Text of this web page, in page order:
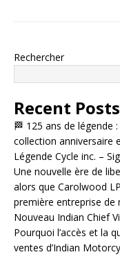
Rechercher
Recent Posts
🏁 125 ans de légende
collection anniversaire
Légende Cycle inc. –
Une nouvelle ère de
alors que Carolwood
première entreprise
Nouveau Indian Chief
Pourquoi l’accès et la
ventes d’Indian